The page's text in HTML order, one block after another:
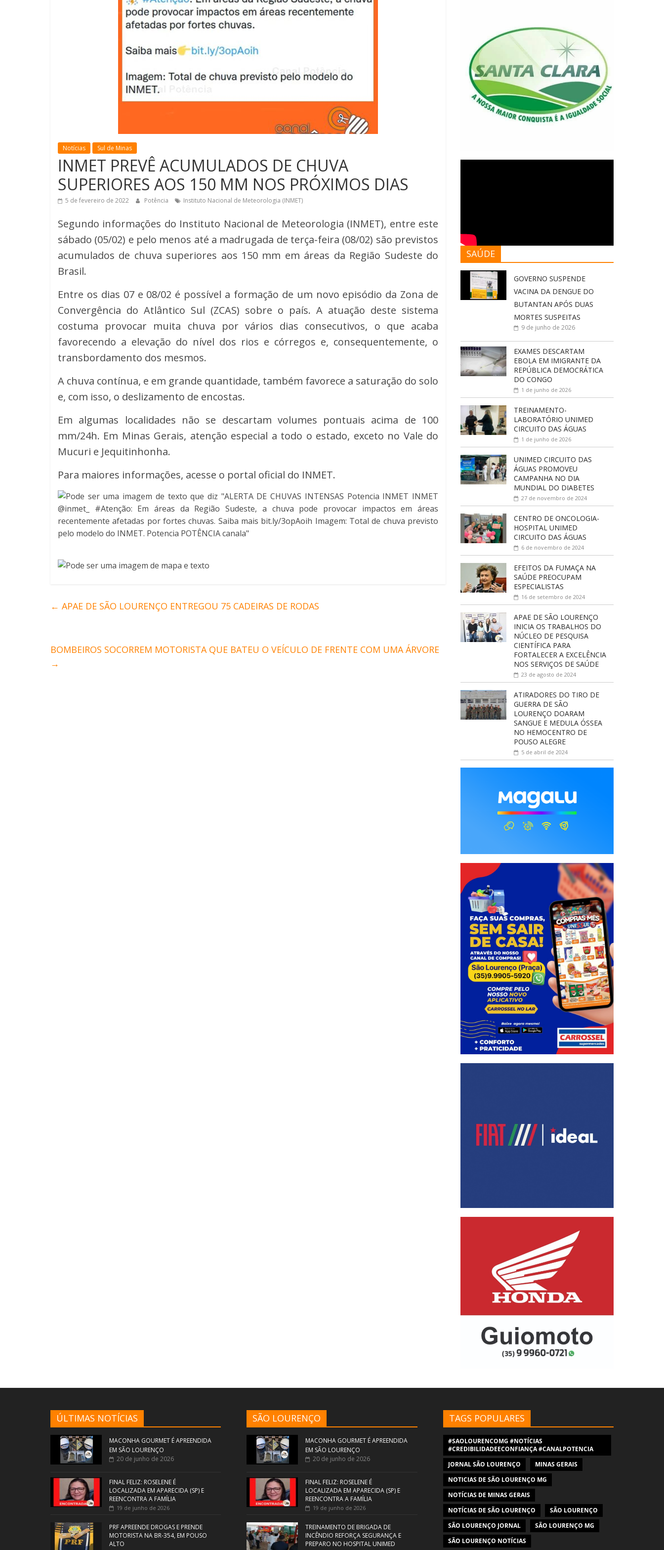
Notícias Sul de Minas
INMET PREVÊ ACUMULADOS DE CHUVA
SUPERIORES AOS 150 MM NOS PRÓXIMOS DIAS
5 de fevereiro de 2022 Potência Instituto Nacional de Meteorologia (INMET)
Segundo informações do Instituto Nacional de Meteorologia (INMET), entre este
sábado (05/02) e pelo menos até a madrugada de terça-feira (08/02) são previstos
acumulados de chuva superiores aos 150 mm em áreas da Região Sudeste do
Brasil.
Entre os dias 07 e 08/02 é possível a formação de um novo episódio da Zona de
Convergência do Atlântico Sul (ZCAS) sobre o país. A atuação deste sistema
costuma provocar muita chuva por vários dias consecutivos, o que acaba
favorecendo a elevação do nível dos rios e córregos e, consequentemente, o
transbordamento dos mesmos.
A chuva contínua, e em grande quantidade, também favorece a saturação do solo
e, com isso, o deslizamento de encostas.
Em algumas localidades não se descartam volumes pontuais acima de 100
mm/24h. Em Minas Gerais, atenção especial a todo o estado, exceto no Vale do
Mucuri e Jequitinhonha.
Para maiores informações, acesse o portal oficial do INMET.
← APAE DE SÃO LOURENÇO ENTREGOU 75 CADEIRAS DE RODAS
BOMBEIROS SOCORREM MOTORISTA QUE BATEU O VEÍCULO DE FRENTE COM UMA ÁRVORE
→
SAÚDE
GOVERNO SUSPENDE
VACINA DA DENGUE DO
BUTANTAN APÓS DUAS
MORTES SUSPEITAS
9 de junho de 2026
EXAMES DESCARTAM
EBOLA EM IMIGRANTE DA
REPÚBLICA DEMOCRÁTICA
DO CONGO
1 de junho de 2026
TREINAMENTO-
LABORATÓRIO UNIMED
CIRCUITO DAS ÁGUAS
1 de junho de 2026
UNIMED CIRCUITO DAS
ÁGUAS PROMOVEU
CAMPANHA NO DIA
MUNDIAL DO DIABETES
27 de novembro de 2024
CENTRO DE ONCOLOGIA-
HOSPITAL UNIMED
CIRCUITO DAS ÁGUAS
6 de novembro de 2024
EFEITOS DA FUMAÇA NA
SAÚDE PREOCUPAM
ESPECIALISTAS
16 de setembro de 2024
APAE DE SÃO LOURENÇO
INICIA OS TRABALHOS DO
NÚCLEO DE PESQUISA
CIENTÍFICA PARA
FORTALECER A EXCELÊNCIA
NOS SERVIÇOS DE SAÚDE
23 de agosto de 2024
ATIRADORES DO TIRO DE
GUERRA DE SÃO
LOURENÇO DOARAM
SANGUE E MEDULA ÓSSEA
NO HEMOCENTRO DE
POUSO ALEGRE
5 de abril de 2024
ÚLTIMAS NOTÍCIAS
MACONHA GOURMET É APREENDIDA
EM SÃO LOURENÇO
20 de junho de 2026
FINAL FELIZ: ROSELENE É
LOCALIZADA EM APARECIDA (SP) E
REENCONTRA A FAMÍLIA
19 de junho de 2026
PRF APREENDE DROGAS E PRENDE
MOTORISTA NA BR-354, EM POUSO
ALTO
SÃO LOURENÇO
MACONHA GOURMET É APREENDIDA
EM SÃO LOURENÇO
20 de junho de 2026
FINAL FELIZ: ROSELENE É
LOCALIZADA EM APARECIDA (SP) E
REENCONTRA A FAMÍLIA
19 de junho de 2026
TREINAMENTO DE BRIGADA DE
INCÊNDIO REFORÇA SEGURANÇA E
PREPARO NO HOSPITAL UNIMED
TAGS POPULARES
#SAOLOURENCOMG #NOTÍCIAS
#CREDIBILIDADEECONFIANÇA #CANALPOTENCIA
JORNAL SÃO LOURENÇO
MINAS GERAIS
NOTICIAS DE SÃO LOURENÇO MG
NOTÍCIAS DE MINAS GERAIS
NOTÍCIAS DE SÃO LOURENÇO
SÃO LOURENÇO
SÃO LOURENÇO JORNAL
SÃO LOURENÇO MG
SÃO LOURENÇO NOTÍCIAS